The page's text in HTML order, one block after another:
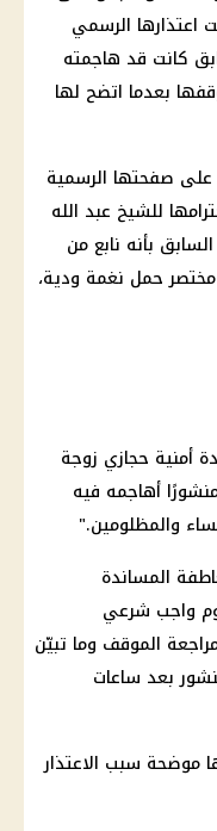
اعتذارها الرسمي
كانت قد هاجمته
بعدما اتضح لها
صفحتها الرسمية
للشيخ عبد الله
بأنه نابع من
مختصر حمل نغمة ودية،
أمنية حجازي زوجة
أهاجمه فيه
والمظلومين."
المساندة
واجب شرعي
الموقف وما تبيّن
بعد ساعات
موضحة سبب الاعتذار